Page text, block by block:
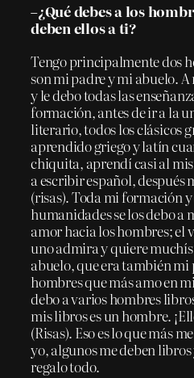
–¿Qué debes a los
deben ellos a ti?
Tengo principalmente dos
son mi padre y mi abuelo.
y le debo todas las
formación, antes de ir a la
literario, todos los clásicos
aprendido griego y latín
chiquita, aprendí casi al
a escribir español, después
(risas). Toda mi formación
humanidades se los debo a
amor hacia los hombres; el
uno admira y quiere
abuelo, que era también mi
hombres que más amo en
debo a varios hombres
mis libros es un hombre.
(Risas). Eso es lo que más
yo, algunos me deben
regalo todo.